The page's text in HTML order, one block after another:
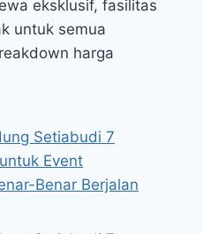
eksklusif, fasilitas
untuk semua
harga
Setiabudi 7
Event
Benar Berjalan